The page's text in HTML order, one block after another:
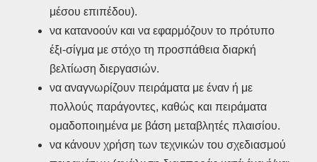
μέσου επιπέδου).
να κατανοούν και να εφαρμόζουν το πρότυπο
έξι-σίγμα με στόχο τη προσπάθεια διαρκή
βελτίωση διεργασιών.
να αναγνωρίζουν πειράματα με έναν ή με
πολλούς παράγοντες, καθώς και πειράματα
ομαδοποιημένα με βάση μεταβλητές πλαισίου.
να κάνουν χρήση των τεχνικών του σχεδιασμού